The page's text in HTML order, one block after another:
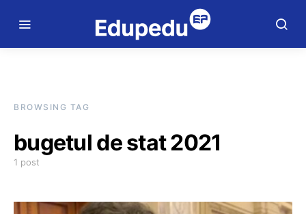
BROWSING TAG
bugetul de stat 2021
1 post